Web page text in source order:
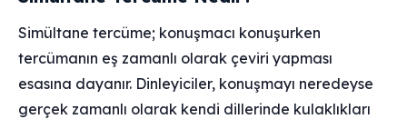
Simültane tercüme; konuşmacı konuşurken
tercümanın eş zamanlı olarak çeviri yapması
esasına dayanır. Dinleyiciler, konuşmayı neredeyse
gerçek zamanlı olarak kendi dillerinde kulaklıkları